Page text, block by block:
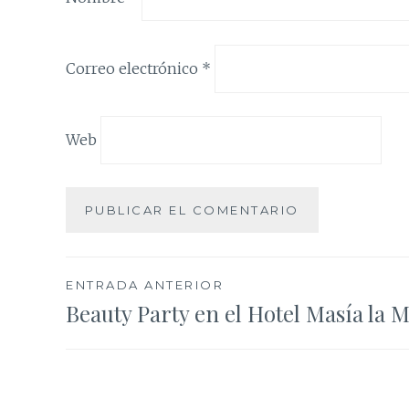
Correo electrónico *
Web
Navegación
ENTRADA ANTERIOR
Beauty Party en el Hotel Masía la